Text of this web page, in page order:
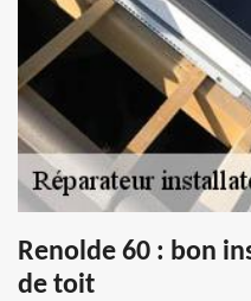
Renolde 60 : bon
de toit